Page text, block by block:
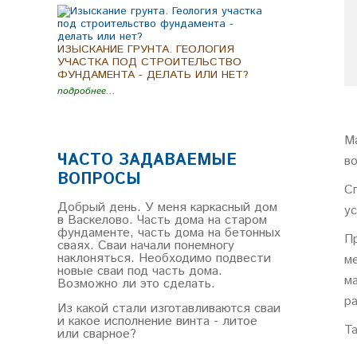
ИЗЫСКАНИЕ ГРУНТА. ГЕОЛОГИЯ
УЧАСТКА ПОД СТРОИТЕЛЬСТВО
ФУНДАМЕНТА - ДЕЛАТЬ ИЛИ НЕТ?
подробнее...
ЧАСТО ЗАДАВАЕМЫЕ
ВОПРОСЫ
Добрый день. У меня каркасный дом
в Васкелово. Часть дома на старом
фундаменте, часть дома на бетонных
сваях. Сваи начали понемногу
наклоняться. Необходимо подвести
новые сваи под часть дома.
Возможно ли это сделать.
Из какой стали изготавливаются сваи
и какое исполнение винта - литое
или сварное?